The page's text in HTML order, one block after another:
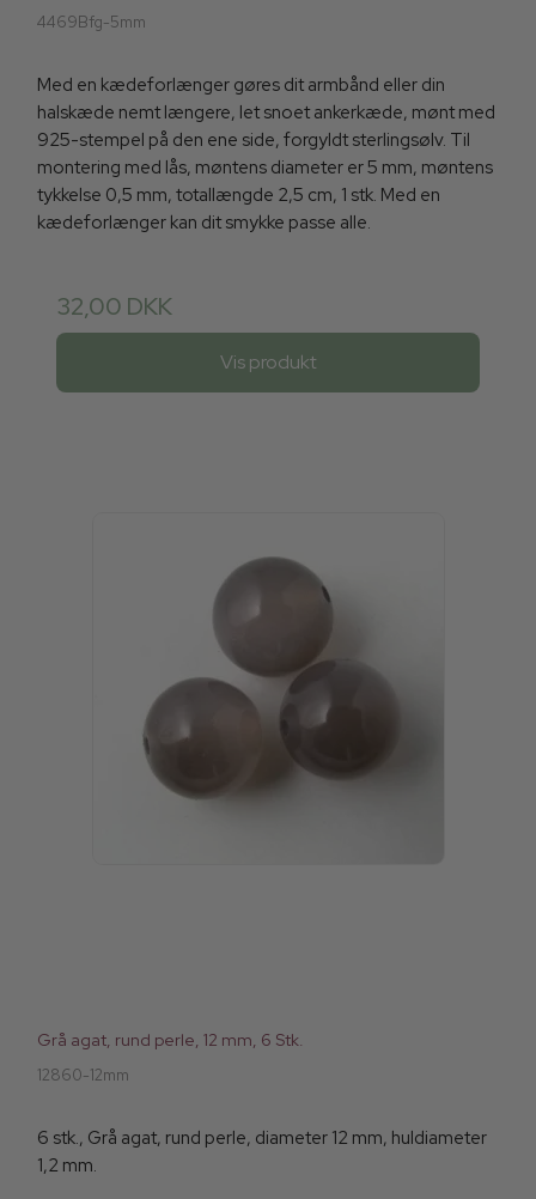
4469Bfg-5mm
Med en kædeforlænger gøres dit armbånd eller din
halskæde nemt længere, let snoet ankerkæde, mønt med
925-stempel på den ene side, forgyldt sterlingsølv. Til
montering med lås, møntens diameter er 5 mm, møntens
tykkelse 0,5 mm, totallængde 2,5 cm, 1 stk. Med en
kædeforlænger kan dit smykke passe alle.
32,00 DKK
Vis produkt
Grå agat, rund perle, 12 mm, 6 Stk.
12860-12mm
6 stk., Grå agat, rund perle, diameter 12 mm, huldiameter
1,2 mm.